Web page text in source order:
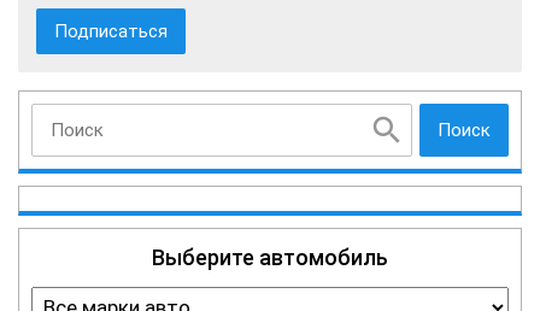
Поиск
Выберите автомобиль